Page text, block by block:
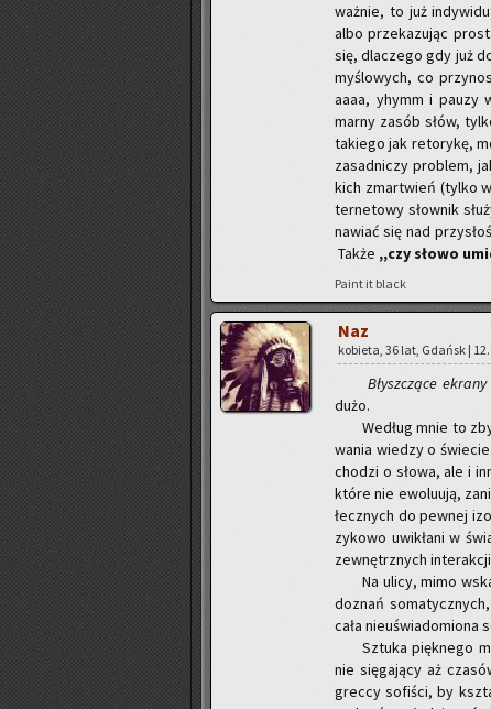
waż­nie, to już
albo prze­ka­zu­jąc
się, dla­cze­go gdy już
my­ślo­wych, co
aaaa, yhymm i pauzy
marny zasób słów,
ta­kie­go jak re­to­ry­kę,
za­sad­ni­czy pro­blem,
kich zmar­twień (tylko
ter­ne­to­wy słow­nik
na­wiać się nad
Także ,,czy słowo
Paint it black
Naz
ko­bie­ta, 36 lat, Gdańsk |
Błysz­czą­ce
dużo.
We­dług mnie to
wa­nia wie­dzy o
cho­dzi o słowa, ale i
które nie ewo­lu­ują,
łecz­nych do pew­nej
zy­ko­wo uwi­kła­ni w
ze­wnętrz­nych
Na ulicy, mimo
do­znań
cała nie­uświa­do­mio­na
Sztu­ka pięk­ne­go
nie się­ga­ją­cy aż
grec­cy so­fi­ści, by